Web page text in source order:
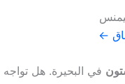
←
في البحيرة. هل